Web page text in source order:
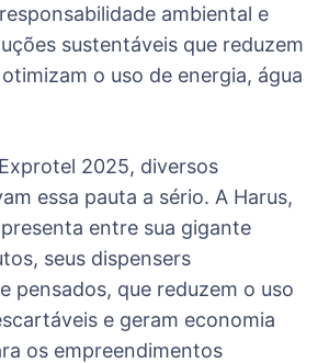
ambiental e
sustentáveis que reduzem
o uso de energia, água
2025, diversos
essa pauta a sério. A Harus,
entre sua gigante
seus dispensers
pensados, que reduzem o uso
e geram economia
os empreendimentos